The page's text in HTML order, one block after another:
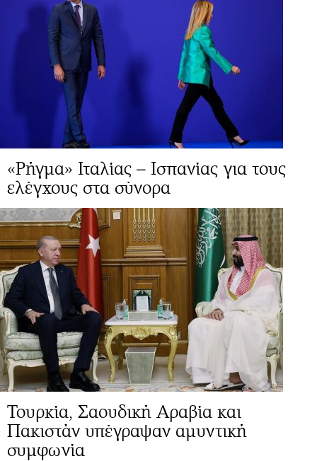
«Ρήγμα» Ιταλίας – Ισπανίας για τους
ελέγχους στα σύνορα
Τουρκία, Σαουδική Αραβία και
Πακιστάν υπέγραψαν αμυντική
συμφωνία